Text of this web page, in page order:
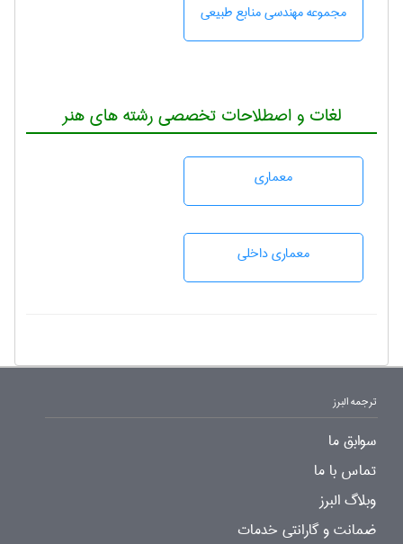
مجموعه مهندسی منابع طبيعی
لغات و اصطلاحات تخصصی رشته های هنر
معماری
معماری داخلی
ترجمه البرز
سوابق ما
تماس با ما
وبلاگ البرز
ضمانت و گارانتی خدمات